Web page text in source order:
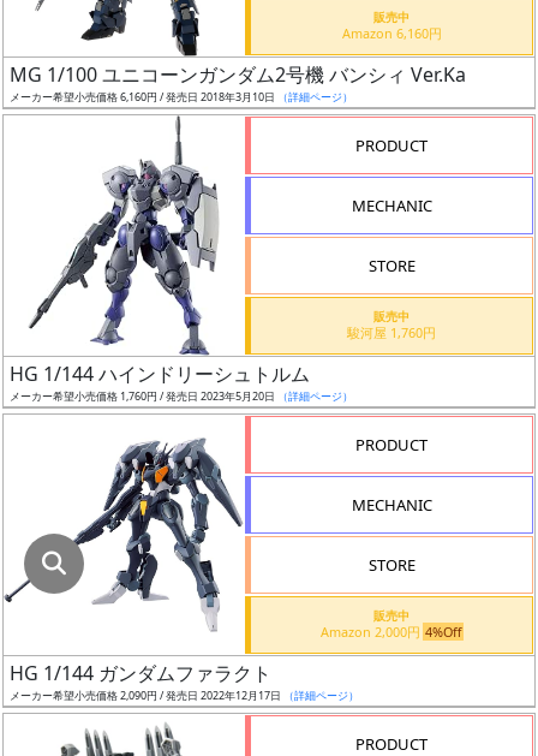
最
安
ボ
ク
ス
ア
販売中
Amazon 6,160円
MG 1/100 ユニコーンガンダム2号機 バンシィ Ver.Ka
メーカー希望小売価格 6,160円 / 発売日 2018年3月10日 （詳細ページ）
PRODUCT
MECHANIC
STORE
販売中
駿河屋 1,760円
HG 1/144 ハインドリーシュトルム
メーカー希望小売価格 1,760円 / 発売日 2023年5月20日 （詳細ページ）
PRODUCT
MECHANIC
STORE
販売中
Amazon 2,000円 4%Off
HG 1/144 ガンダムファラクト
メーカー希望小売価格 2,090円 / 発売日 2022年12月17日 （詳細ページ）
PRODUCT